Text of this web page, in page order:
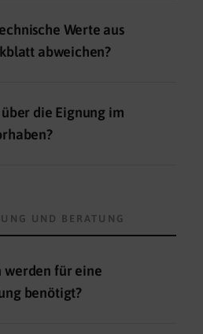
Werte aus
abweichen?
die Eignung im
UND BERATUNG
werden für eine
benötigt?